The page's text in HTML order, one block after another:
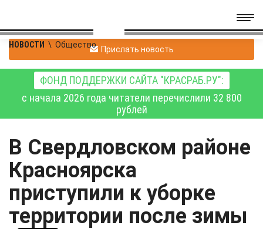
НОВОСТИ \ Общество Прислать новость
ФОНД ПОДДЕРЖКИ САЙТА "КРАСРАБ.РУ":
с начала 2026 года читатели перечислили 32 800
рублей
В Свердловском районе
Красноярска
приступили к уборке
территории после зимы